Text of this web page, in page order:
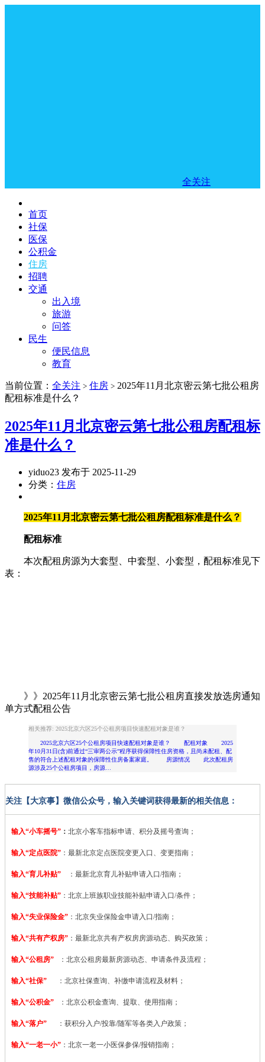
全关注
首页
社保
医保
公积金
住房
招聘
交通
出入境
旅游
问答
民生
便民信息
教育
当前位置： 全关注 > 住房 > 2025年11月北京密云第七批公租房
配租标准是什么？
2025年11月北京密云第七批公租房配租标
准是什么？
yiduo23 发布于 2025-11-29
分类： 住房
2025年11月北京密云第七批公租房配租标准是什么？
配租标准
本次配租房源为大套型、中套型、小套型，配租标准见下
表：
》》2025年11月北京密云第七批公租房直接发放选房通知
单方式配租公告
相关推荐: 2025北京六区25个公租房项目快速配租对象是谁？
2025北京六区25个公租房项目快速配租对象是谁？ 配租对象 2025
年10月31日(含)前通过“三审两公示”程序获得保障性住房资格，且尚未配租、配
售的符合上述配租对象的保障性住房备案家庭。 房源情况 此次配租房
源涉及25个公租房项目，房源…
关注【大京事】微信公众号，输入关键词获得最新的相关信息：
输入“小车摇号” ： 北京小客车指标申请、积分及摇号查询；
输入“定点医院” ： 最新北京定点医院变更入口、变更指南；
输入“育儿补贴” ：最新北京育儿补贴申请入口/指南；
输入“技能补贴” ： 北京上班族职业技能补贴申请入口/条件；
输入“失业保险金” ：北京失业保险金申请入口/指南；
输入“共有产权房” ：最新北京共有产权房房源动态、购买政策；
输入“公租房” ：北京公租房最新房源动态、申请条件及流程；
输入“社保” ：北京社保查询、补缴申请流程及材料；
输入“公积金” ：北京公积金查询、提取、使用指南；
输入“落户” ：获积分入户/投靠/随军等各类入户政策；
输入“一老一小” ：北京一老一小医保参保/报销指南；